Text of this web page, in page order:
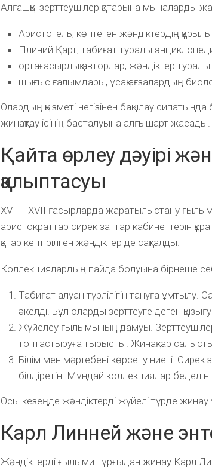
Алғашқы зерттеушілер қатарына мыналарды
Аристотель, көптеген жәндіктердің
Плиний Қарт, табиғат туралы
ортағасырлық авторлар, жәндіктер туралы
шығыс ғалымдары, ұсақ ағзалардың
Олардың қызметі негізінен бақылау
жинақтау ісінің басталуына алғышарт жасады.
Қайта өрлеу дәуірі
қалыптасуы
XVI — XVII ғасырларда жаратылыстану
аристократтар сирек заттар кабинеттерін
қатар кептірілген жәндіктер де сақталды.
Коллекциялардың пайда болуына бірнеше
Табиғат алуан түрлілігін тануға ұмтылу.
әкелді. Бұл оларды зерттеуге деген
Жүйелеу ғылымының дамуы. Зерттеушілер
топтастыруға тырысты. Жинақтар
Білім мен мәртебені көрсету ниеті. Сирек
білдіретін. Мұндай коллекциялар бедел
Осы кезеңде жәндіктерді жүйелі түрде жинау
Карл Линней және
Жәндіктерді ғылыми тұрғыдан жинау Карл